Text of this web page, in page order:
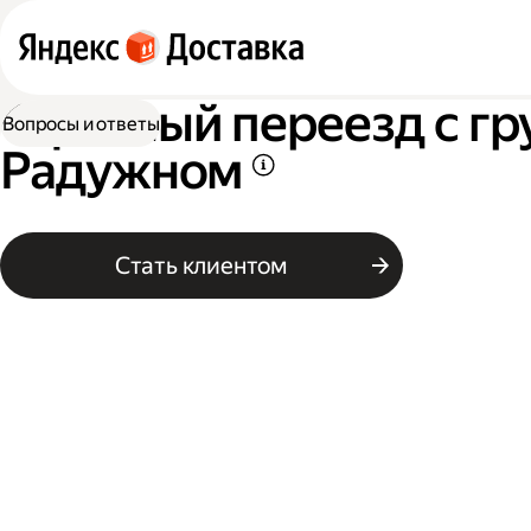
Офисный переезд с
Радужном
Стать клиентом
Вопросы и ответы